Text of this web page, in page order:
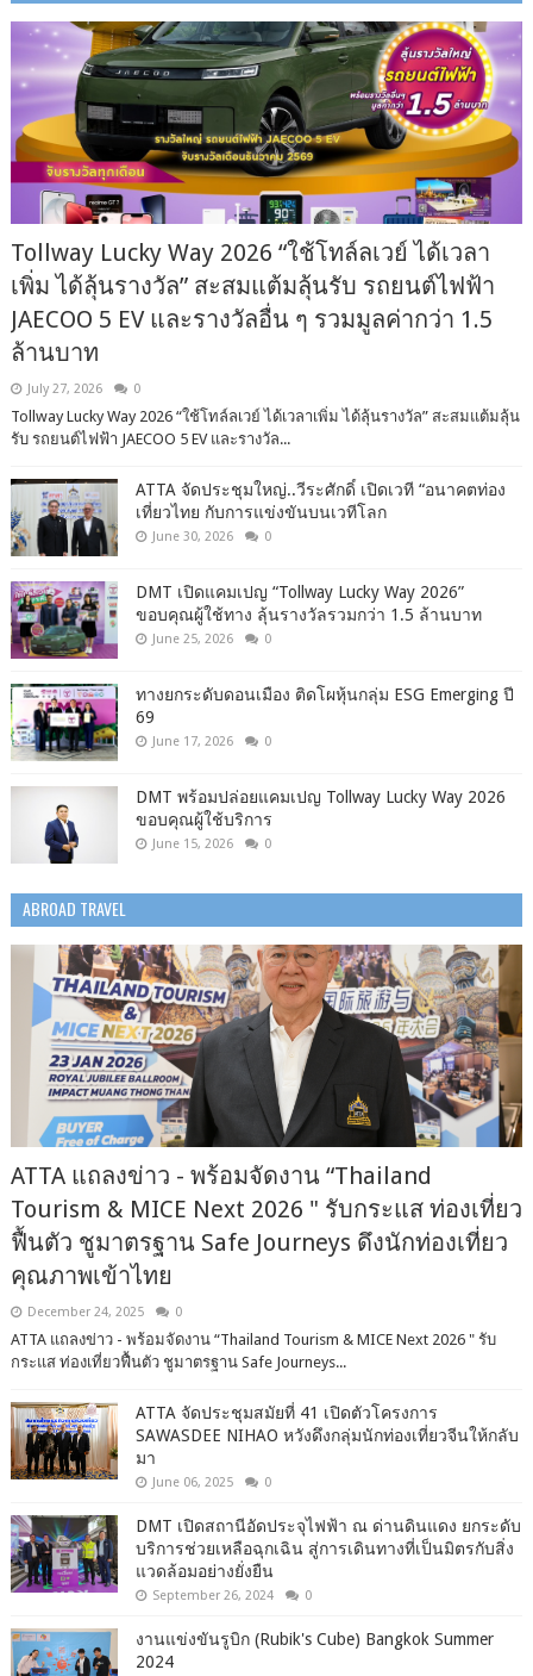
Tollway Lucky Way 2026 “ใช้โทล์ลเวย์ ได้เวลา
เพิ่ม ได้ลุ้นรางวัล” สะสมแต้มลุ้นรับ รถยนต์ไฟฟ้า
JAECOO 5 EV และรางวัลอื่น ๆ รวมมูลค่ากว่า 1.5
ล้านบาท
July 27, 2026 0
Tollway Lucky Way 2026 “ใช้โทล์ลเวย์ ได้เวลาเพิ่ม ได้ลุ้นรางวัล” สะสมแต้มลุ้น
รับ รถยนต์ไฟฟ้า JAECOO 5 EV และรางวัล...
ATTA จัดประชุมใหญ่..วีระศักดิ์ เปิดเวที “อนาคตท่อง
เที่ยวไทย กับการแข่งขันบนเวทีโลก
June 30, 2026 0
DMT เปิดแคมเปญ “Tollway Lucky Way 2026”
ขอบคุณผู้ใช้ทาง ลุ้นรางวัลรวมกว่า 1.5 ล้านบาท
June 25, 2026 0
ทางยกระดับดอนเมือง ติดโผหุ้นกลุ่ม ESG Emerging ปี
69
June 17, 2026 0
DMT พร้อมปล่อยแคมเปญ Tollway Lucky Way 2026
ขอบคุณผู้ใช้บริการ
June 15, 2026 0
ABROAD TRAVEL
ATTA แถลงข่าว - พร้อมจัดงาน “Thailand
Tourism & MICE Next 2026 " รับกระแส ท่องเที่ยว
ฟื้นตัว ชูมาตรฐาน Safe Journeys ดึงนักท่องเที่ยว
คุณภาพเข้าไทย
December 24, 2025 0
ATTA แถลงข่าว - พร้อมจัดงาน “Thailand Tourism & MICE Next 2026 " รับ
กระแส ท่องเที่ยวฟื้นตัว ชูมาตรฐาน Safe Journeys...
ATTA จัดประชุมสมัยที่ 41 เปิดตัวโครงการ
SAWASDEE NIHAO หวังดึงกลุ่มนักท่องเที่ยวจีนให้กลับ
มา
June 06, 2025 0
DMT เปิดสถานีอัดประจุไฟฟ้า ณ ด่านดินแดง ยกระดับ
บริการช่วยเหลือฉุกเฉิน สู่การเดินทางที่เป็นมิตรกับสิ่ง
แวดล้อมอย่างยั่งยืน
September 26, 2024 0
งานแข่งขันรูบิก (Rubik's Cube) Bangkok Summer
2024